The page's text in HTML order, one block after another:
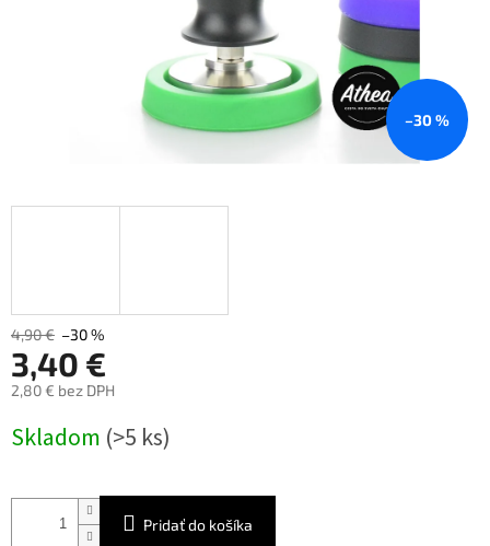
–30 %
4,90 € –30 %
3,40 €
2,80 € bez DPH
cena:
Skladom (>5 ks)
Pridať do košíka